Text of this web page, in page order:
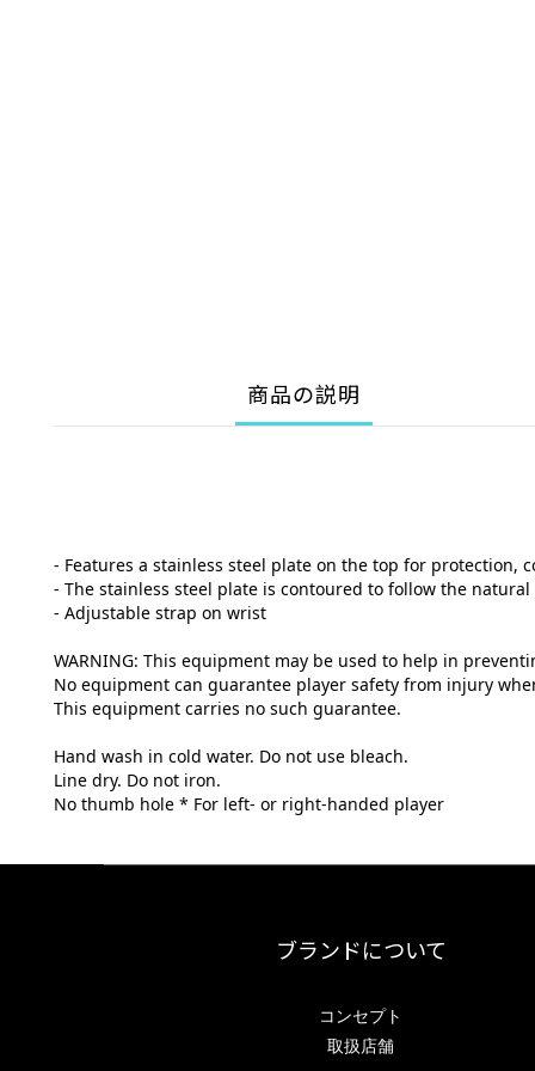
商品の説明
- Features a stainless steel plate on the top for
- The stainless steel plate is contoured to follow the
- Adjustable strap on wrist
WARNING: This equipment may be used to help in
No equipment can guarantee player safety from injury
This equipment carries no such guarantee.
Hand wash in cold water. Do not use bleach.
Line dry. Do not iron.
No thumb hole * For left- or right-handed player
ブランドについて
コンセプト
取扱店舗